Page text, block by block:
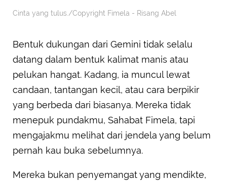
Cinta yang tulus./Copyright Fimela - Risang Abel
Bentuk dukungan dari Gemini tidak selalu
datang dalam bentuk kalimat manis atau
pelukan hangat. Kadang, ia muncul lewat
candaan, tantangan kecil, atau cara berpikir
yang berbeda dari biasanya. Mereka tidak
menepuk pundakmu, Sahabat Fimela, tapi
mengajakmu melihat dari jendela yang belum
pernah kau buka sebelumnya.
Mereka bukan penyemangat yang mendikte,